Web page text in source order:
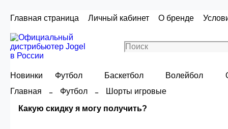
Главная страница Личный кабинет О бренде
Новинки Футбол Баскетбол Волейбол
Главная
Футбол
Шорты игровые
Какую скидку я могу получить?